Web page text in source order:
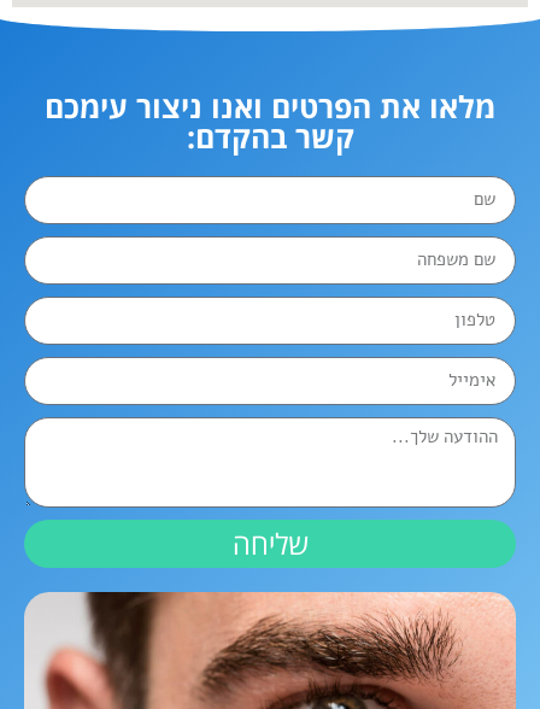
מלאו את הפרטים ואנו ניצור עימכם
קשר בהקדם:
שליחה